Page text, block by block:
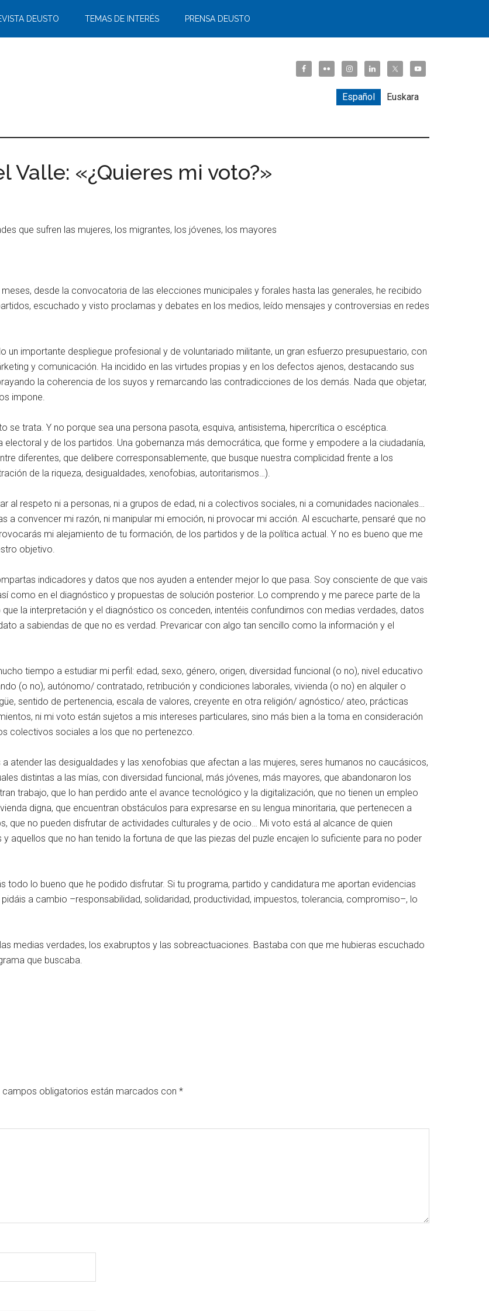
DEUSTO TEMAS DE INTERÉS PRENSA DEUSTO
Español Euskara
Valle: «¿Quieres mi voto?»
que sufren las mujeres, los migrantes, los jóvenes, los mayores
desde la convocatoria de las elecciones municipales y forales hasta las generales, he recibido
escuchado y visto proclamas y debates en los medios, leído mensajes y controversias en redes
un importante despliegue profesional y de voluntariado militante, un gran esfuerzo presupuestario, con
y comunicación. Ha incidido en las virtudes propias y en los defectos ajenos, destacando sus
la coherencia de los suyos y remarcando las contradicciones de los demás. Nada que objetar,
impone.
trata. Y no porque sea una persona pasota, esquiva, antisistema, hipercrítica o escéptica.
y de los partidos. Una gobernanza más democrática, que forme y empodere a la ciudadanía,
diferentes, que delibere corresponsablemente, que busque nuestra complicidad frente a los
de la riqueza, desigualdades, xenofobias, autoritarismos…).
al respeto ni a personas, ni a grupos de edad, ni a colectivos sociales, ni a comunidades nacionales…
a convencer mi razón, ni manipular mi emoción, ni provocar mi acción. Al escucharte, pensaré que no
mi alejamiento de tu formación, de los partidos y de la política actual. Y no es bueno que me
objetivo.
indicadores y datos que nos ayuden a entender mejor lo que pasa. Soy consciente de que vais
como en el diagnóstico y propuestas de solución posterior. Lo comprendo y me parece parte de la
la interpretación y el diagnóstico os conceden, intentéis confundirnos con medias verdades, datos
a sabiendas de que no es verdad. Prevaricar con algo tan sencillo como la información y el
tiempo a estudiar mi perfil: edad, sexo, género, origen, diversidad funcional (o no), nivel educativo
(o no), autónomo/ contratado, retribución y condiciones laborales, vivienda (o no) en alquiler o
sentido de pertenencia, escala de valores, creyente en otra religión/ agnóstico/ ateo, prácticas
ni mi voto están sujetos a mis intereses particulares, sino más bien a la toma en consideración
colectivos sociales a los que no pertenezco.
atender las desigualdades y las xenofobias que afectan a las mujeres, seres humanos no caucásicos,
distintas a las mías, con diversidad funcional, más jóvenes, más mayores, que abandonaron los
trabajo, que lo han perdido ante el avance tecnológico y la digitalización, que no tienen un empleo
digna, que encuentran obstáculos para expresarse en su lengua minoritaria, que pertenecen a
que no pueden disfrutar de actividades culturales y de ocio… Mi voto está al alcance de quien
aquellos que no han tenido la fortuna de que las piezas del puzle encajen lo suficiente para no poder
todo lo bueno que he podido disfrutar. Si tu programa, partido y candidatura me aportan evidencias
a cambio –responsabilidad, solidaridad, productividad, impuestos, tolerancia, compromiso–, lo
medias verdades, los exabruptos y las sobreactuaciones. Bastaba con que me hubieras escuchado
que buscaba.
campos obligatorios están marcados con *